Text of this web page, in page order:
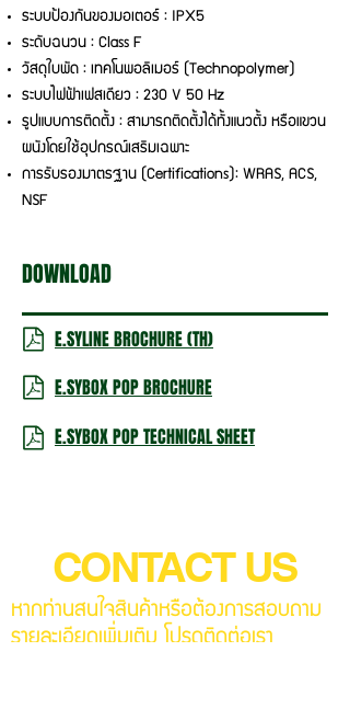
ระบบป้องกันของมอเตอร์ : IPX5
ระดับฉนวน : Class F
วัสดุใบพัด : เทคโนพอลิเมอร์ (Technopolymer)
ระบบไฟฟ้าเฟสเดียว : 230 V 50 Hz
รูปแบบการติดตั้ง : สามารถติดตั้งได้ทั้งแนวตั้ง หรือแขวน
ผนังโดยใช้อุปกรณ์เสริมเฉพาะ
การรับรองมาตรฐาน (Certifications): WRAS, ACS,
NSF
DOWNLOAD
E.SYLINE BROCHURE (TH)
E.SYBOX POP BROCHURE
E.SYBOX POP TECHNICAL SHEET
CONTACT US
หากท่านสนใจสินค้าหรือต้องการสอบถาม
รายละเอียดเพิ่มเติม โปรดติดต่อเรา